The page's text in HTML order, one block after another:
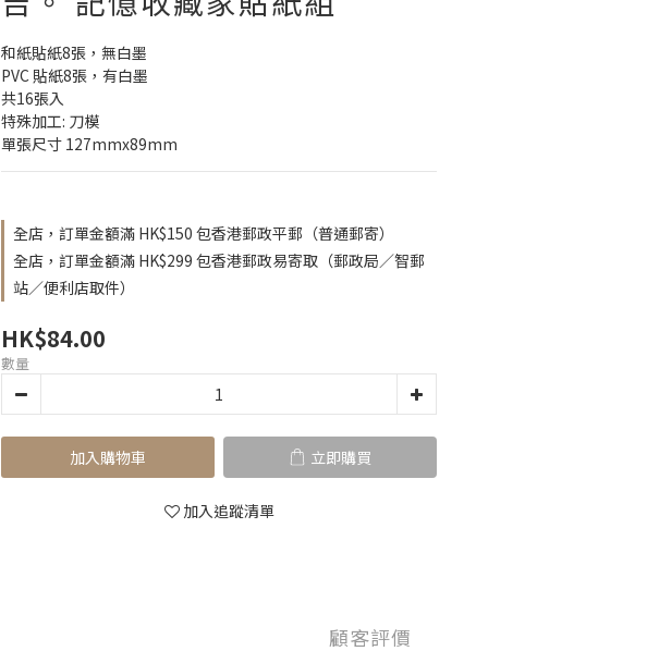
和紙貼紙8張，無白墨
PVC 貼紙8張，有白墨
共16張入
特殊加工: 刀模
單張尺寸 127mmx89mm
全店，訂單金額滿 HK$150 包香港郵政平郵（普通郵寄）
全店，訂單金額滿 HK$299 包香港郵政易寄取（郵政局／智郵
站／便利店取件）
HK$84.00
數量
加入購物車 立即購買
加入追蹤清單
顧客評價